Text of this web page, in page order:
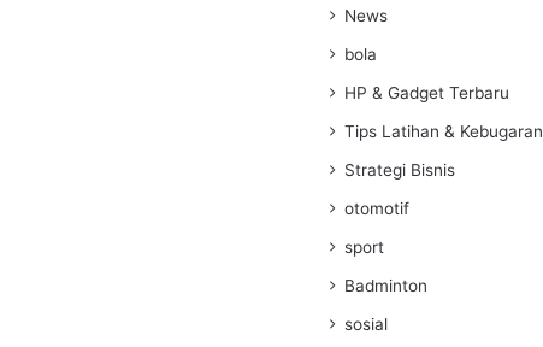
News
bola
HP & Gadget Terbaru
Tips Latihan & Kebugaran
Strategi Bisnis
otomotif
sport
Badminton
sosial